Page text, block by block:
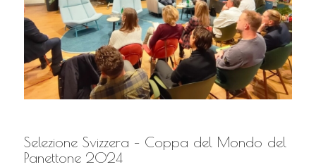
Selezione Svizzera – Coppa del Mondo del
Panettone 2024